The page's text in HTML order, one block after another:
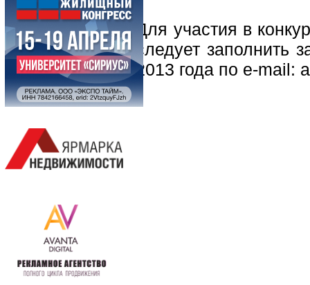
Для участия в
следует заполнить
2013 года по e-mail: